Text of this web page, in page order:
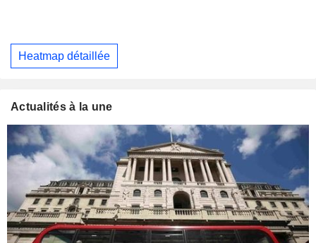
Heatmap détaillée
Actualités à la une